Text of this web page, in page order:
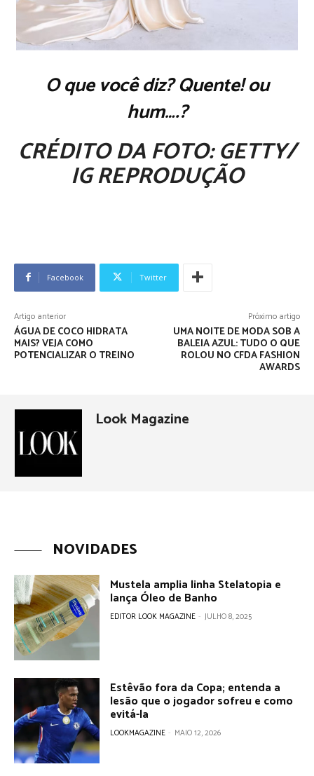
O que você diz? Quente! ou
hum….?
CRÉDITO DA FOTO: GETTY/
IG REPRODUÇÃO
Facebook Twitter
Artigo anterior
ÁGUA DE COCO HIDRATA
MAIS? VEJA COMO
POTENCIALIZAR O TREINO
Próximo artigo
UMA NOITE DE MODA SOB A
BALEIA AZUL: TUDO O QUE
ROLOU NO CFDA FASHION
AWARDS
Look Magazine
NOVIDADES
Mustela amplia linha Stelatopia e
lança Óleo de Banho
EDITOR LOOK MAGAZINE - JULHO 8, 2025
Estêvão fora da Copa; entenda a
lesão que o jogador sofreu e como
evitá-la
LOOKMAGAZINE - MAIO 12, 2026